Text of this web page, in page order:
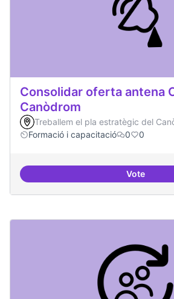
Consolidar oferta antena
Canòdrom
Treballem el pla estratègic del
Formació i capacitació
0 0
Vote